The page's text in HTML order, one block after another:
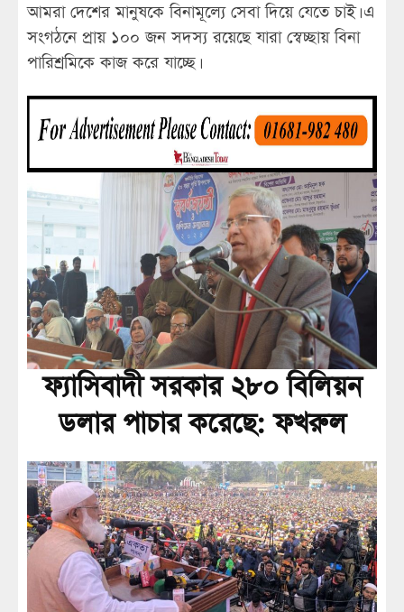
আমরা দেশের মানুষকে বিনামূল্যে সেবা দিয়ে যেতে চাই। এ
সংগঠনে প্রায় ১০০ জন সদস্য রয়েছে যারা স্বেচ্ছায় বিনা
পারিশ্রমিকে কাজ করে যাচ্ছে।
ফ্যাসিবাদী সরকার ২৮০ বিলিয়ন
ডলার পাচার করেছে: ফখরুল